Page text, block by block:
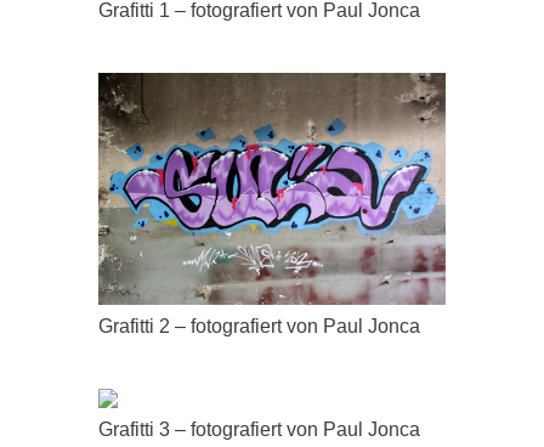
Grafitti 1 – fotografiert von Paul Jonca
Grafitti 2 – fotografiert von Paul Jonca
Grafitti 3 – fotografiert von Paul Jonca